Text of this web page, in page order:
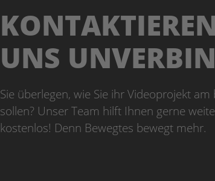
UNS
Sie überlegen, wie Sie ihr Videoprojekt
sollen? Unser Team hilft Ihnen gerne
kostenlos! Denn Bewegtes bewegt mehr.